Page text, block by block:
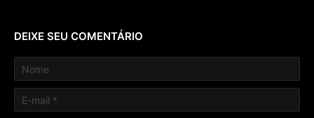
DEIXE SEU COMENTÁRIO